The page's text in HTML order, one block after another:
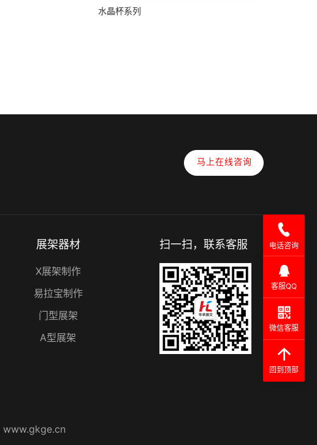
电话咨询
客服QQ
微信客服
回到顶部
水晶杯系列
马上在线咨询
展架器材
X展架制作
易拉宝制作
门型展架
A型展架
扫一扫，联系客服
www.gkge.cn